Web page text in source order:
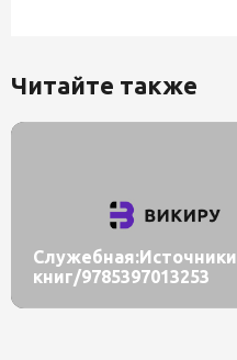
Читайте также
Служебная:Источники
книг/9785397013253